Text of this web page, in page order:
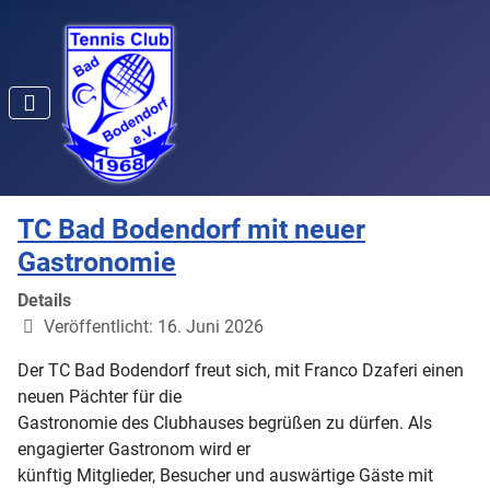
TC Bad Bodendorf mit neuer
Gastronomie
Details
Veröffentlicht: 16. Juni 2026
Der TC Bad Bodendorf freut sich, mit Franco Dzaferi einen
neuen Pächter für die
Gastronomie des Clubhauses begrüßen zu dürfen. Als
engagierter Gastronom wird er
künftig Mitglieder, Besucher und auswärtige Gäste mit